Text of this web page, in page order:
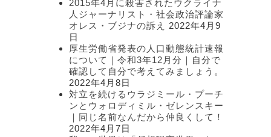
2015年4月に殺害されたウクライナ
人ジャーナリスト・社会政治評論家
オレス・ブジナの訴え
2022年4月9
日
厚生労働省発表の人口動態統計速報
について｜令和3年12月分｜自分で
確認して自分で考えてみましょう。
2022年4月8日
対立を続けるウラジミール・プーチ
ンとウォロディミル・ゼレンスキー
｜同じ名前なんだから仲良くして！
2022年4月7日